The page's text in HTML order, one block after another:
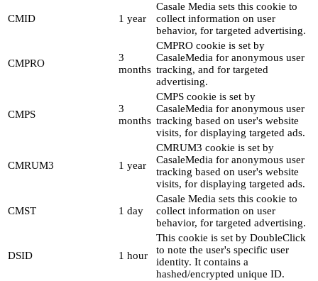
CMID 1 year
Casale Media sets this cookie to
collect information on user
behavior, for targeted advertising.
CMPRO
3
months
CMPRO cookie is set by
CasaleMedia for anonymous user
tracking, and for targeted
advertising.
CMPS
3
months
CMPS cookie is set by
CasaleMedia for anonymous user
tracking based on user's website
visits, for displaying targeted ads.
CMRUM3 1 year
CMRUM3 cookie is set by
CasaleMedia for anonymous user
tracking based on user's website
visits, for displaying targeted ads.
CMST 1 day
Casale Media sets this cookie to
collect information on user
behavior, for targeted advertising.
DSID 1 hour
This cookie is set by DoubleClick
to note the user's specific user
identity. It contains a
hashed/encrypted unique ID.